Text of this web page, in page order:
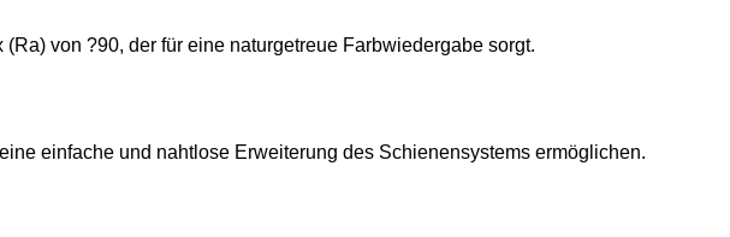
von ?90, der für eine naturgetreue Farbwiedergabe sorgt.
einfache und nahtlose Erweiterung des Schienensystems ermöglichen.